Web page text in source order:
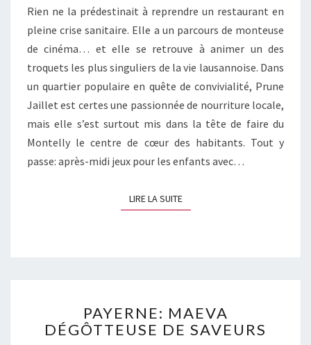
Rien ne la prédestinait à reprendre un restaurant en
pleine crise sanitaire. Elle a un parcours de monteuse
de cinéma… et elle se retrouve à animer un des
troquets les plus singuliers de la vie lausannoise. Dans
un quartier populaire en quête de convivialité, Prune
Jaillet est certes une passionnée de nourriture locale,
mais elle s’est surtout mis dans la tête de faire du
Montelly le centre de cœur des habitants. Tout y
passe: après-midi jeux pour les enfants avec…
LIRE LA SUITELIRE LA SUITE
MAEVA
DÉGÔTTEUSE
PAYERNE: MAEVA
DÉGÔTTEUSE DE SAVEURS